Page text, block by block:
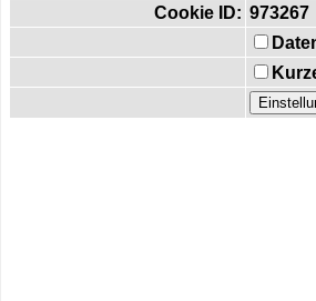
Cookie ID: 973267